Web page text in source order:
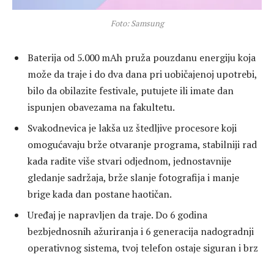
Foto: Samsung
Baterija od 5.000 mAh pruža pouzdanu energiju koja
može da traje i do dva dana pri uobičajenoj upotrebi,
bilo da obilazite festivale, putujete ili imate dan
ispunjen obavezama na fakultetu.
Svakodnevica je lakša uz štedljive procesore koji
omogućavaju brže otvaranje programa, stabilniji rad
kada radite više stvari odjednom, jednostavnije
gledanje sadržaja, brže slanje fotografija i manje
brige kada dan postane haotičan.
Uređaj je napravljen da traje. Do 6 godina
bezbjednosnih ažuriranja i 6 generacija nadogradnji
operativnog sistema, tvoj telefon ostaje siguran i brz